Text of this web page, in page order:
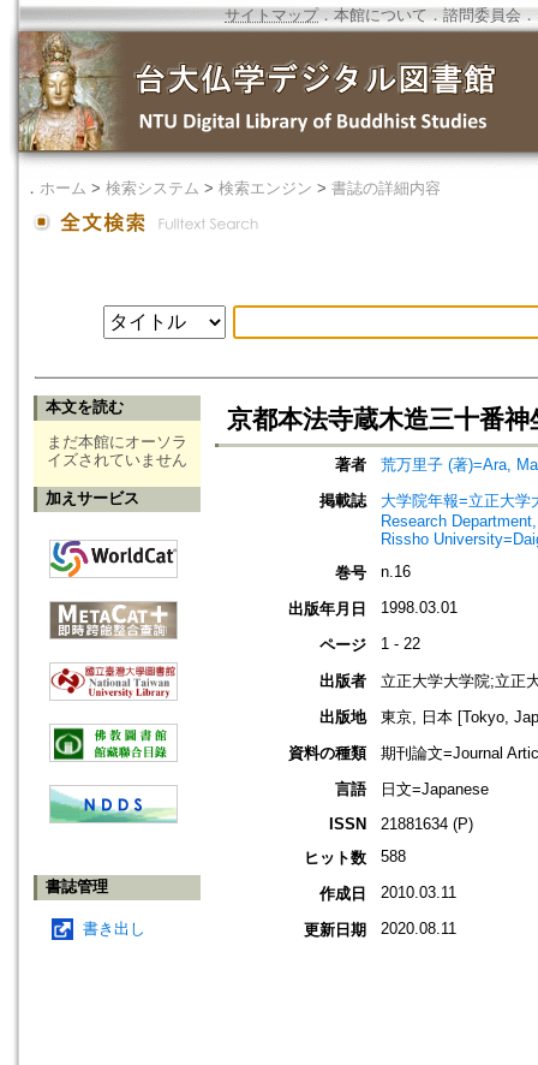
サイトマップ．本館について ． 諮問委員会 ．
． ホーム > 検索システム > 検索エンジン > 書誌の詳細内容
本文を読む
まだ本館にオーソラ
イズされていません
加えサービス
書誌管理
書き出し
京都本法寺蔵木造三十番
著者
荒万里子 (著)=Ara,
掲載誌
大学院年報=立正大学
Research
Rissho
巻号
n.16
出版年月日 1998.03.01
ページ 1 - 22
出版者
立正大学大学院;立正
出版地
東京, 日本 [Tokyo,
資料の種類
期刊論文=Journal
言語
日文=Japanese
ISSN
21881634 (P)
ヒット数
588
作成日 2010.03.11
更新日期 2020.08.11